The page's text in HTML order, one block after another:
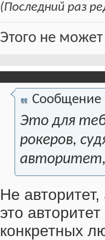
(Последний раз
Этого не
Сообщение
Это для
рокеров,
авторитет,
Не
это
конкретных